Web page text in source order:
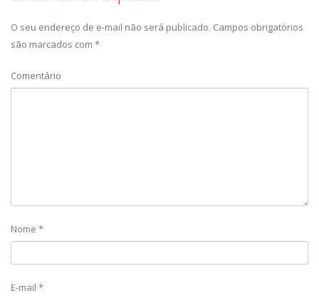
O seu endereço de e-mail não será publicado. Campos obrigatórios
são marcados com *
Comentário
Nome *
E-mail *